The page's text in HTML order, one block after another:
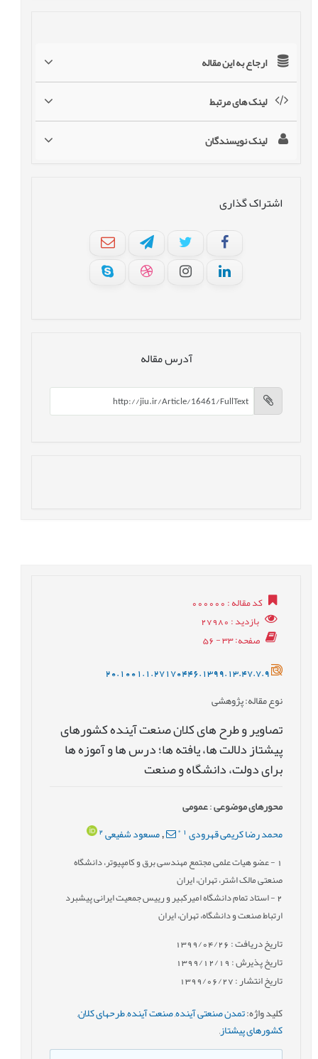
ارجاع به این مقاله
لینک های مرتبط
لینک نویسندگان
اشتراک گذاری
آدرس مقاله
کد مقاله: 000000
بازدید: 27980
صفحه: 33 - 56
20.1001.1.27170446.1399.13.47.7.9
نوع مقاله: پژوهشی
تصاویر و طرح های کلان صنعت آینده کشورهای
پیشتاز دلالت ها، یافته ها؛ درس ها و آموزه ها
برای دولت، دانشگاه و صنعت
محورهای موضوعی:عمومى
محمد رضا کریمی قهرودی *
,مسعود شفیعی 2
- عضو هیات علمی مجتمع مهندسی برق و کامپیوتر، دانشگاه
صنعتی مالک اشتر، تهران، ایران
2- استاد تمام دانشگاه امیرکبیر و رییس جمعیت ایرانی پیشبرد
ارتباط صنعت و دانشگاه، تهران، ایران
تاریخ دریافت : 1399/04/26
تاریخ پذیرش : 1399/12/19
تاریخ انتشار : 1399/06/27
کلید واژه:تمدن صنعتی آینده,صنعت آینده,طرح‏های کلان,
کشورهای پیشتاز,